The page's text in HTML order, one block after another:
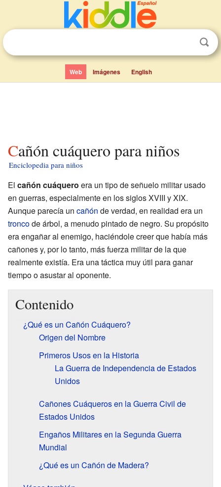
Web Imágenes English
Cañón cuáquero para niños
Enciclopedia para niños
El cañón cuáquero era un tipo de señuelo militar usado
en guerras, especialmente en los siglos XVIII y XIX.
Aunque parecía un cañón de verdad, en realidad era un
troncode árbol, a menudo pintado de negro. Su propósito
era engañar al enemigo, haciéndole creer que había más
cañones y, por lo tanto, más fuerza militar de la que
realmente existía. Era una táctica muy útil para ganar
tiempo o asustar al oponente.
Contenido
¿Qué es un Cañón Cuáquero?
Origen del Nombre
Primeros Usos en la Historia
La Guerra de Independencia de Estados
Unidos
Cañones Cuáqueros en la Guerra Civil de
Estados Unidos
Engaños Militares en la Segunda Guerra
Mundial
¿Qué es un Cañón de Madera?